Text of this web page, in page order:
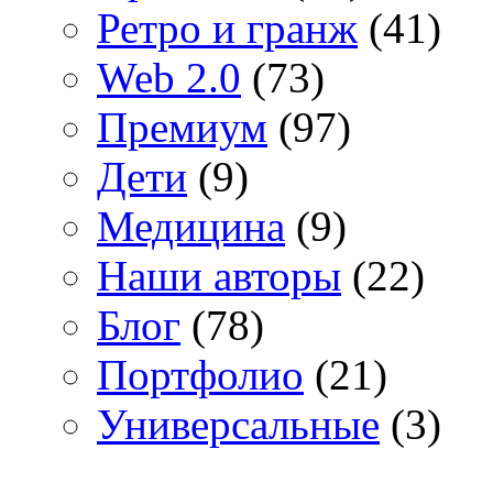
Ретро и гранж (41)
Web 2.0 (73)
Премиум (97)
Дети (9)
Медицина (9)
Наши авторы (22)
Блог (78)
Портфолио (21)
Универсальные (3)